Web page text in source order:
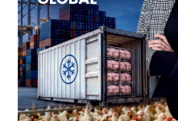
Trigo Atacado - Regional
RS
R$ 1.314,61
t
Ovo Vermelho - Regional
Vermelho